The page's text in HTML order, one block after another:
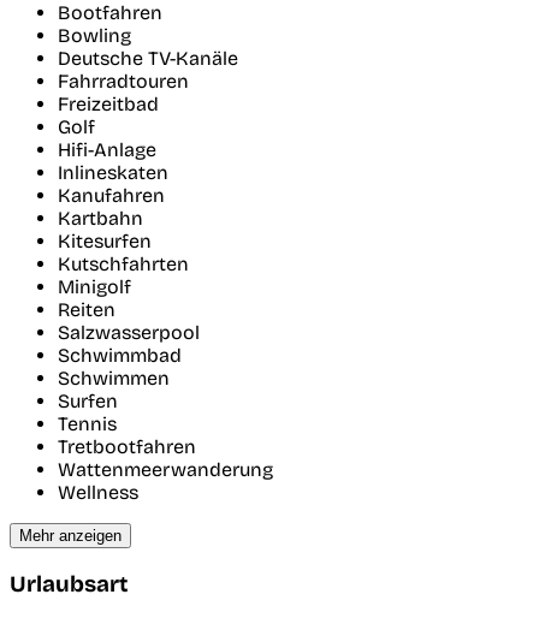
Bootfahren
Bowling
Deutsche TV-Kanäle
Fahrradtouren
Freizeitbad
Golf
Hifi-Anlage
Inlineskaten
Kanufahren
Kartbahn
Kitesurfen
Kutschfahrten
Minigolf
Reiten
Salzwasserpool
Schwimmbad
Schwimmen
Surfen
Tennis
Tretbootfahren
Wattenmeerwanderung
Wellness
Mehr anzeigen
Urlaubsart